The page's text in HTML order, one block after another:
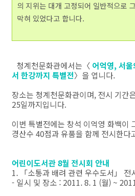
의 지위는 대개 고정되어 일반적으로
막혀 있었다고 합니다.
청계천문화관에서는〈 어억영, 서
서 한강까지 특별전〉을 엽니다.
장소는 청계천문화관이며, 전시 기간
25일까지입니다.
이번 특별전에는 창석 이억영 화백이
경산수 40점과 유품을 함께 전시한다
어린이도서관 8월 전시회 안내
1. 「소통과 배려 관련 우수도서」 전
- 일시 및 장소 : 2011. 8. 1 (월) ~